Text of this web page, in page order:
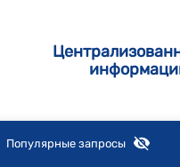
Популярные запросы